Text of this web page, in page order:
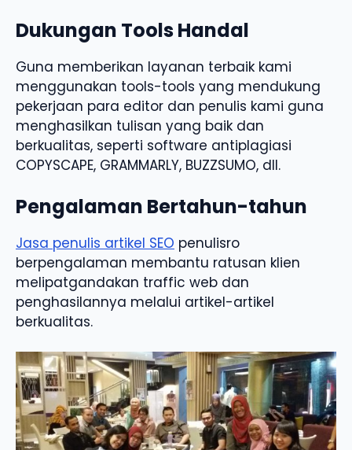
Dukungan Tools Handal
Guna memberikan layanan terbaik kami
menggunakan tools-tools yang mendukung
pekerjaan para editor dan penulis kami guna
menghasilkan tulisan yang baik dan
berkualitas, seperti software antiplagiasi
COPYSCAPE, GRAMMARLY, BUZZSUMO, dll.
Pengalaman Bertahun-tahun
Jasa penulis artikel SEO penulisro
berpengalaman membantu ratusan klien
melipatgandakan traffic web dan
penghasilannya melalui artikel-artikel
berkualitas.